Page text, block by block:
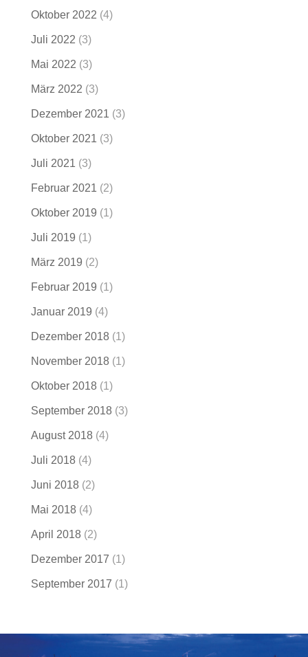
Oktober 2022 (4)
Juli 2022 (3)
Mai 2022 (3)
März 2022 (3)
Dezember 2021 (3)
Oktober 2021 (3)
Juli 2021 (3)
Februar 2021 (2)
Oktober 2019 (1)
Juli 2019 (1)
März 2019 (2)
Februar 2019 (1)
Januar 2019 (4)
Dezember 2018(1)
November 2018(1)
Oktober 2018(1)
September 2018(3)
August 2018(4)
Juli 2018(4)
Juni 2018(2)
Mai 2018(4)
April 2018(2)
Dezember 2017 (1)
September 2017 (1)